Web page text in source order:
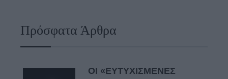
Πρόσφατα Άρθρα
ΟΙ «ΕΥΤΥΧΙΣΜΕΝΕΣ